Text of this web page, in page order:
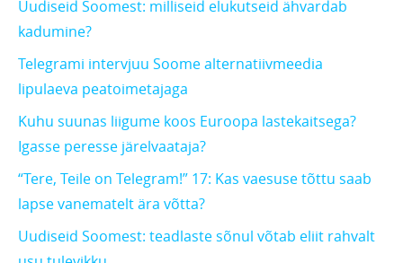
Uudiseid Soomest: milliseid elukutseid ähvardab
kadumine?
Telegrami intervjuu Soome alternatiivmeedia
lipulaeva peatoimetajaga
Kuhu suunas liigume koos Euroopa lastekaitsega?
Igasse peresse järelvaataja?
“Tere, Teile on Telegram!” 17: Kas vaesuse tõttu saab
lapse vanematelt ära võtta?
Uudiseid Soomest: teadlaste sõnul võtab eliit rahvalt